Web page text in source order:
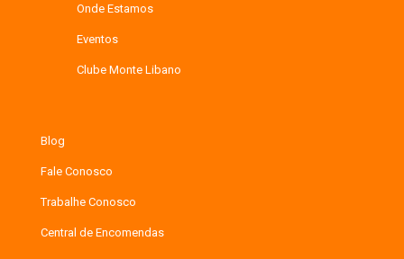
Onde Estamos
Eventos
Clube Monte Libano
Blog
Fale Conosco
Trabalhe Conosco
Central de Encomendas